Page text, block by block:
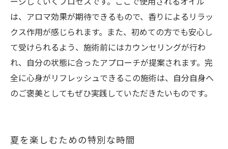
は、アロマ効果が期待できるもので、香りによるリラッ
クス作用が感じられます。また、初めての方でも安心し
て受けられるよう、施術前にはカウンセリングが行わ
れ、自分の状態に合ったアプローチが提案されます。完
全に心身がリフレッシュできるこの施術は、自分自身へ
のご褒美としてもぜひ実践していただきたいものです。
夏を楽しむための特別な時間